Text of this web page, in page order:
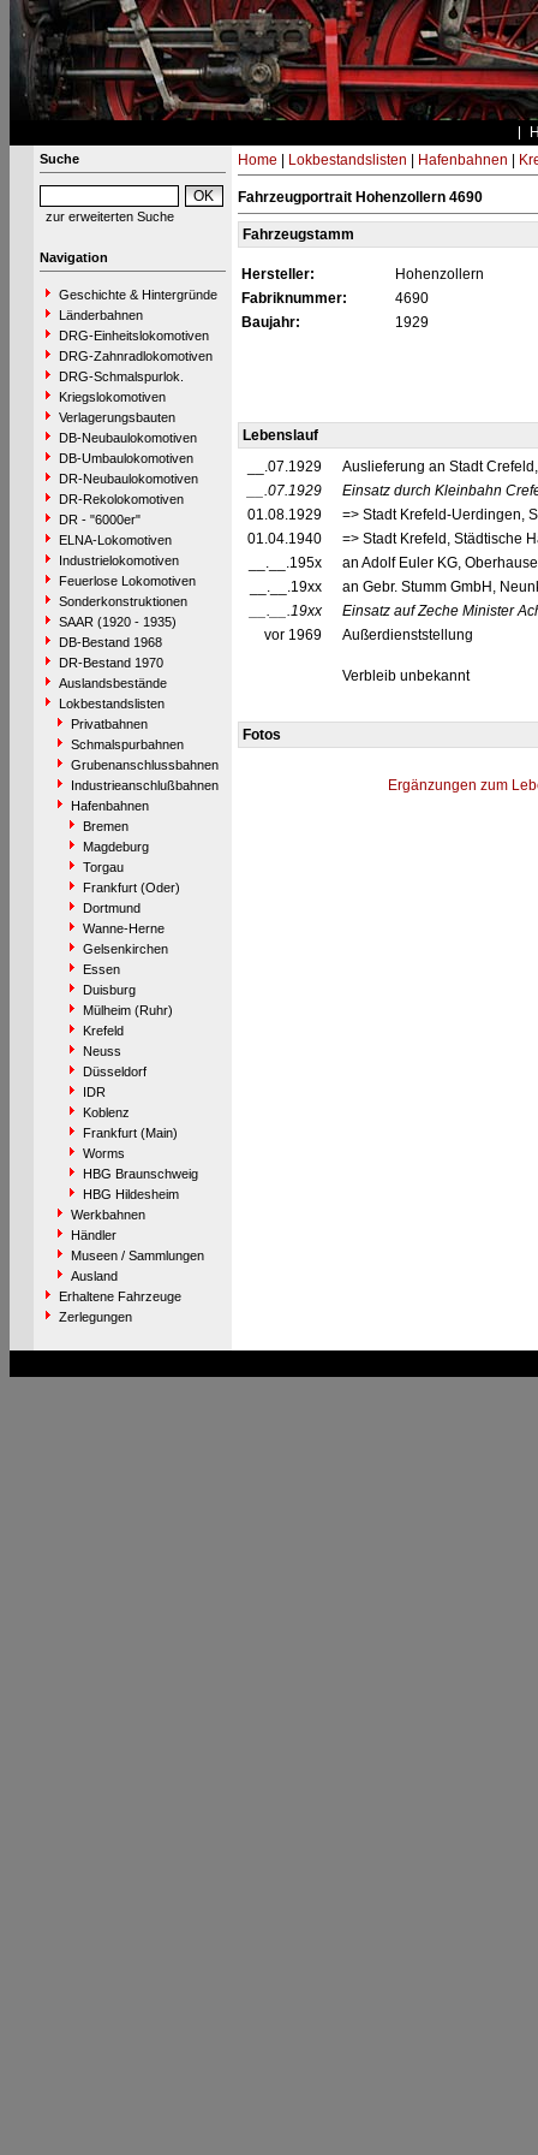
Suche
zur erweiterten Suche
Navigation
Geschichte & Hintergründe
Länderbahnen
DRG-Einheitslokomotiven
DRG-Zahnradlokomotiven
DRG-Schmalspurlok.
Kriegslokomotiven
Verlagerungsbauten
DB-Neubaulokomotiven
DB-Umbaulokomotiven
DR-Neubaulokomotiven
DR-Rekolokomotiven
DR - "6000er"
ELNA-Lokomotiven
Industrielokomotiven
Feuerlose Lokomotiven
Sonderkonstruktionen
SAAR (1920 - 1935)
DB-Bestand 1968
DR-Bestand 1970
Auslandsbestände
Lokbestandslisten
Privatbahnen
Schmalspurbahnen
Grubenanschlussbahnen
Industrieanschlußbahnen
Hafenbahnen
Bremen
Magdeburg
Torgau
Frankfurt (Oder)
Dortmund
Wanne-Herne
Gelsenkirchen
Essen
Duisburg
Mülheim (Ruhr)
Krefeld
Neuss
Düsseldorf
IDR
Koblenz
Frankfurt (Main)
Worms
HBG Braunschweig
HBG Hildesheim
Werkbahnen
Händler
Museen / Sammlungen
Ausland
Erhaltene Fahrzeuge
Zerlegungen
Home Lokbestandslisten Hafenbahnen
Fahrzeugportrait Hohenzollern 4690
Fahrzeugstamm
Hersteller:
Hohenzollern
Fabriknummer:
4690
Baujahr:
1929
Lebenslauf
__.07.1929
Auslieferung an Stadt
__.07.1929
Einsatz durch Kleinbahn
01.08.1929
=> Stadt Krefeld-Uerdingen,
01.04.1940
=> Stadt Krefeld, Städtische
__.__.195x
an Adolf Euler KG,
__.__.19xx
an Gebr. Stumm GmbH,
__.__.19xx
Einsatz auf Zeche Minister
vor 1969
Außerdienststellung
Verbleib unbekannt
Fotos
Ergänzungen zum